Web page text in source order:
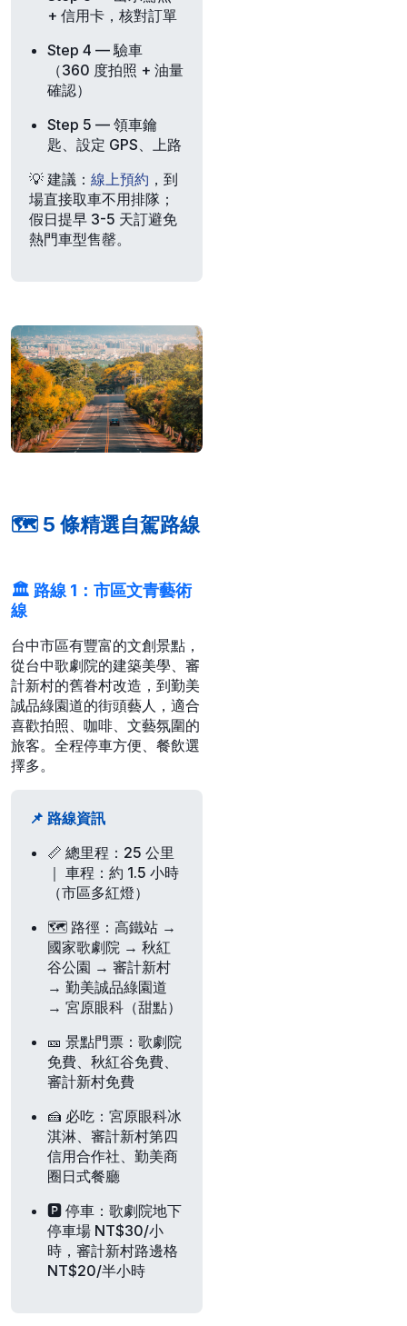
+ 信用卡，核對訂單
Step 4 — 驗車
（360 度拍照 + 油量
確認）
Step 5 — 領車鑰
匙、設定 GPS、上路
💡 建議 ： 線上預約 ，到
場直接取車不用排隊；
假日提早 3-5 天訂避免
熱門車型售罄。
🗺️ 5 條精選自駕路線
🏛️ 路線 1：市區文青藝術
線
台中市區有豐富的文創景點，
從台中歌劇院的建築美學、審
計新村的舊眷村改造，到勤美
誠品綠園道的街頭藝人，適合
喜歡拍照、咖啡、文藝氛圍的
旅客。全程停車方便、餐飲選
擇多。
📌 路線資訊
📏 總里程 ：25 公里
｜ 車程 ：約 1.5 小時
（市區多紅燈）
🗺️ 路徑 ：高鐵站 →
國家歌劇院 → 秋紅
谷公園 → 審計新村
→ 勤美誠品綠園道
→ 宮原眼科（甜點）
🎫 景點門票 ：歌劇院
免費、秋紅谷免費、
審計新村免費
🍰 必吃 ：宮原眼科冰
淇淋、審計新村第四
信用合作社、勤美商
圈日式餐廳
🅿️ 停車 ：歌劇院地下
停車場 NT$30/小
時，審計新村路邊格
NT$20/半小時